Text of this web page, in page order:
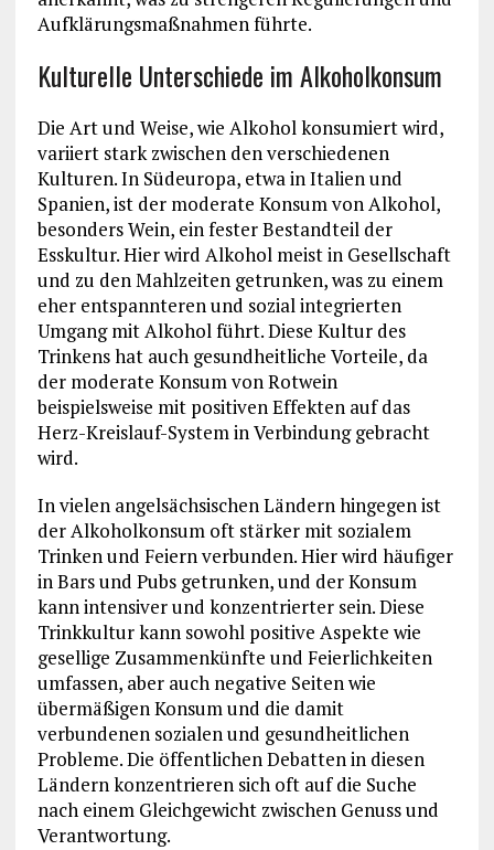
Aufklärungsmaßnahmen führte.
Kulturelle Unterschiede im Alkoholkonsum
Die Art und Weise, wie Alkohol konsumiert wird,
variiert stark zwischen den verschiedenen
Kulturen. In Südeuropa, etwa in Italien und
Spanien, ist der moderate Konsum von Alkohol,
besonders Wein, ein fester Bestandteil der
Esskultur. Hier wird Alkohol meist in Gesellschaft
und zu den Mahlzeiten getrunken, was zu einem
eher entspannteren und sozial integrierten
Umgang mit Alkohol führt. Diese Kultur des
Trinkens hat auch gesundheitliche Vorteile, da
der moderate Konsum von Rotwein
beispielsweise mit positiven Effekten auf das
Herz-Kreislauf-System in Verbindung gebracht
wird.
In vielen angelsächsischen Ländern hingegen ist
der Alkoholkonsum oft stärker mit sozialem
Trinken und Feiern verbunden. Hier wird häufiger
in Bars und Pubs getrunken, und der Konsum
kann intensiver und konzentrierter sein. Diese
Trinkkultur kann sowohl positive Aspekte wie
gesellige Zusammenkünfte und Feierlichkeiten
umfassen, aber auch negative Seiten wie
übermäßigen Konsum und die damit
verbundenen sozialen und gesundheitlichen
Probleme. Die öffentlichen Debatten in diesen
Ländern konzentrieren sich oft auf die Suche
nach einem Gleichgewicht zwischen Genuss und
Verantwortung.